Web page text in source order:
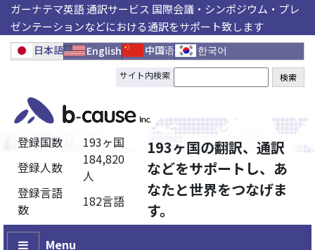
ガーナテマ英語 通訳サービス 国際会議・シンポジウム・プレ
ゼンテーションなどにおける通訳をサポート致します